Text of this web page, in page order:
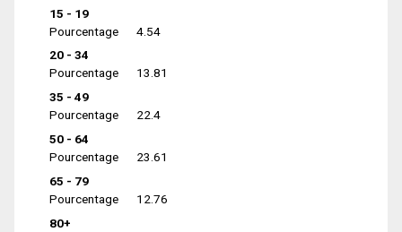
15 - 19
Pourcentage
4.54
20 - 34
Pourcentage
13.81
35 - 49
Pourcentage
22.4
50 - 64
Pourcentage
23.61
65 - 79
Pourcentage
12.76
80+